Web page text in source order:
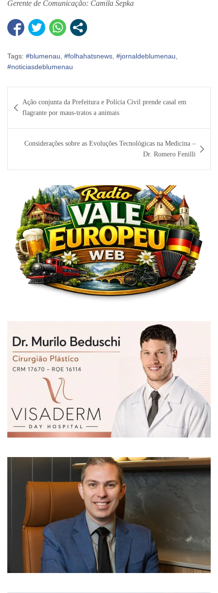
Gerente de Comunicação: Camila Sepka
Tags: #blumenau #folhahatsnews #jornaldeblumenau
#noticiasdeblumenau
de
Post
Ação conjunta da Prefeitura e Polícia Civil prende casal em
flagrante por maus-tratos a animais
Considerações sobre as Evoluções Tecnológicas na Medicina –
Dr. Romero Fenilli